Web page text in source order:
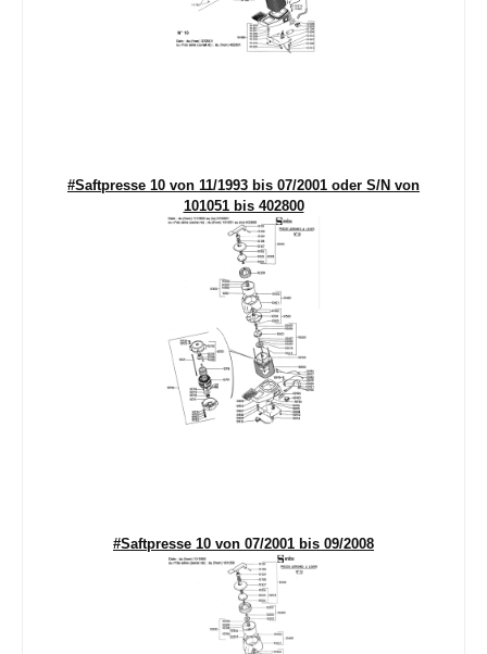
#Saftpresse 10 von 11/1993 bis 07/2001 oder S/N von
101051 bis 402800
#Saftpresse 10 von 07/2001 bis 09/2008